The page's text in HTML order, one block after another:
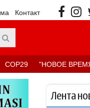
Контакт
COP29 "НОВОЕ
Лента